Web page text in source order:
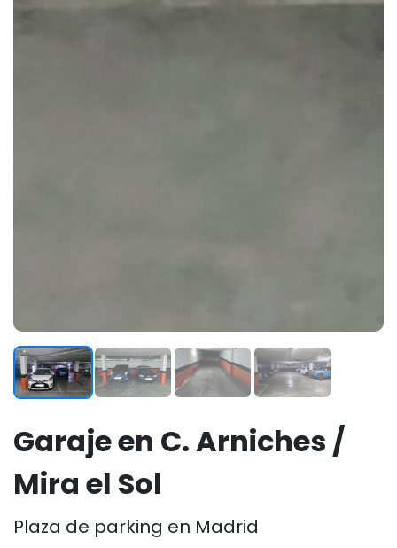
Garaje en C. Arniches /
Mira el Sol
Plaza de parking en Madrid